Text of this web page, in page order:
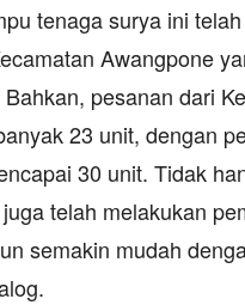
tenaga surya ini
Awangpone
pesanan dari
23 unit, dengan
30 unit. Tidak
telah melakukan
semakin mudah